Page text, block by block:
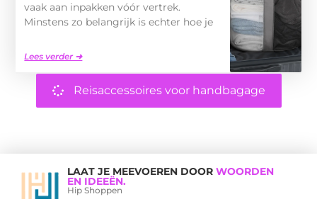
vaak aan inpakken vóór vertrek.
Minstens zo belangrijk is echter hoe je
Lees verder ➜
Reisaccessoires voor handbagage
LAAT JE MEEVOEREN DOOR WOORDEN
EN IDEEËN.
Hip Shoppen